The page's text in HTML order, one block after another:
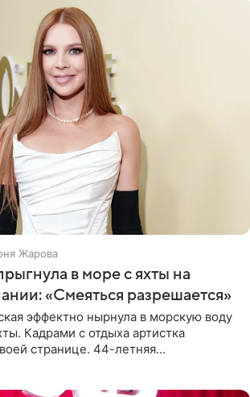
Жарова
в море с яхты на
«Смеяться разрешается»
эффектно нырнула в морскую воду
Кадрами с отдыха артистка
странице. 44-летняя